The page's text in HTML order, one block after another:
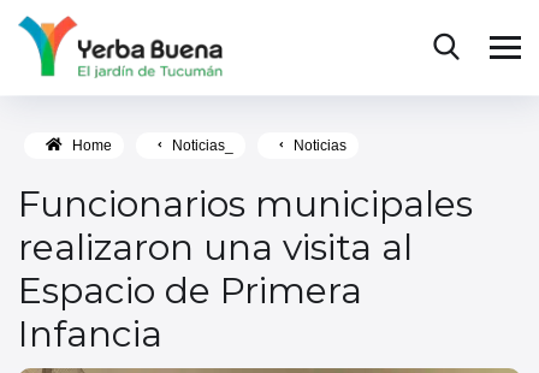
Home Noticias_ Noticias
Funcionarios municipales
realizaron una visita al
Espacio de Primera
Infancia